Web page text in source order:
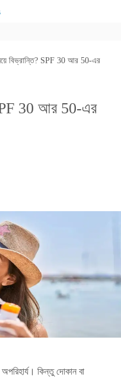
বিভ্রান্তি? SPF 30 আর 50-এর
SPF 30 আর 50-এর
কিন্তু দোকান বা